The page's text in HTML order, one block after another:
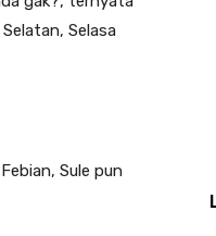
Selasa
Sule pun